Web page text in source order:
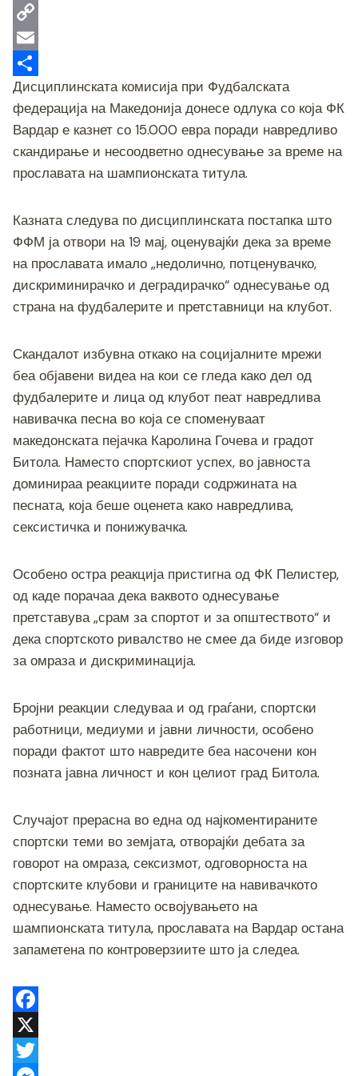
o
k
t
e
r
s
e
n
g
e
r
b
e
r
e
e
g
r
a
W
h
a
t
s
A
C
o
p
y
L
k
E
m
a
i
S
h
a
Дисциплинската комисија при Фудбалската
федерација на Македонија донесе одлука со која ФК
Вардар е казнет со 15.000 евра поради навредливо
скандирање и несоодветно однесување за време на
прославата на шампионската титула.
Казната следува по дисциплинската постапка што
ФФМ ја отвори на 19 мај, оценувајќи дека за време
на прославата имало „недолично, потценувачко,
дискриминирачко и деградирачко“ однесување од
страна на фудбалерите и претставници на клубот.
Скандалот избувна откако на социјалните мрежи
беа објавени видеа на кои се гледа како дел од
фудбалерите и лица од клубот пеат навредлива
навивачка песна во која се споменуваат
македонската пејачка Каролина Гочева и градот
Битола. Наместо спортскиот успех, во јавноста
доминираа реакциите поради содржината на
песната, која беше оценета како навредлива,
сексистичка и понижувачка.
Особено остра реакција пристигна од ФК Пелистер,
од каде порачаа дека ваквото однесување
претставува „срам за спортот и за општеството“ и
дека спортското ривалство не смее да биде изговор
за омраза и дискриминација.
Бројни реакции следуваа и од граѓани, спортски
работници, медиуми и јавни личности, особено
поради фактот што навредите беа насочени кон
позната јавна личност и кон целиот град Битола.
Случајот прерасна во една од најкоментираните
спортски теми во земјата, отворајќи дебата за
говорот на омраза, сексизмот, одговорноста на
спортските клубови и границите на навивачкото
однесување. Наместо освојувањето на
шампионската титула, прославата на Вардар остана
запаметена по контроверзиите што ја следеа.
F
aX